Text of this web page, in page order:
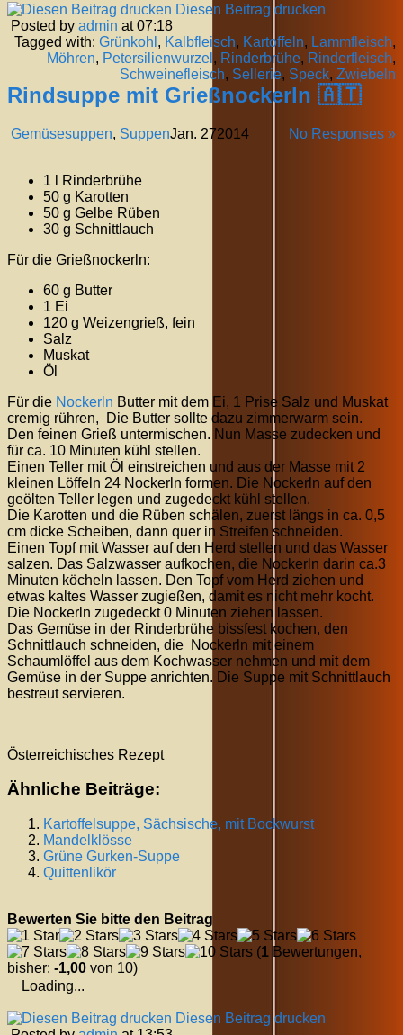
Diesen Beitrag drucken
Posted by admin at 07:18
Tagged with: Grünkohl , Kalbfleisch, Kartoffeln, Lammfleisch,
Möhren, Petersilienwurzel , Rinderbrühe, Rinderfleisch,
Schweinefleisch, Sellerie, Speck, Zwiebeln
Rindsuppe mit Grießnockerln 🇦🇹
Gemüsesuppen, Suppen No Responses »
Jan. 272014
1 l Rinderbrühe
50 g Karotten
50 g Gelbe Rüben
30 g Schnittlauch
Für die Grießnockerln:
60 g Butter
1 Ei
120 g Weizengrieß, fein
Salz
Muskat
Öl
Für die Nockerln Butter mit dem Ei, 1 Prise Salz und Muskat
cremig rühren, Die Butter sollte dazu zimmerwarm sein.
Den feinen Grieß untermischen. Nun Masse zudecken und
für ca. 10 Minuten kühl stellen.
Einen Teller mit Öl einstreichen und aus der Masse mit 2
kleinen Löffeln 24 Nockerln formen. Die Nockerln auf den
geölten Teller legen und zugedeckt kühl stellen.
Die Karotten und die Rüben schälen, zuerst längs in ca. 0,5
cm dicke Scheiben, dann quer in Streifen schneiden.
Einen Topf mit Wasser auf den Herd stellen und das Wasser
salzen. Das Salzwasser aufkochen, die Nockerln darin ca.3
Minuten köcheln lassen. Den Topf vom Herd ziehen und
etwas kaltes Wasser zugießen, damit es nicht mehr kocht.
Die Nockerln zugedeckt 0 Minuten ziehen lassen.
Das Gemüse in der Rinderbrühe bissfest kochen, den
Schnittlauch schneiden, die Nockerln mit einem
Schaumlöffel aus dem Kochwasser nehmen und mit dem
Gemüse in der Suppe anrichten. Die Suppe mit Schnittlauch
bestreut servieren.
Österreichisches Rezept
Ähnliche Beiträge:
Kartoffelsuppe, Sächsische, mit Bockwurst
Mandelklösse
Grüne Gurken-Suppe
Quittenlikör
Bewerten Sie bitte den Beitrag
(1 Bewertungen,
bisher: -1,00 von 10)
Loading...
Diesen Beitrag drucken